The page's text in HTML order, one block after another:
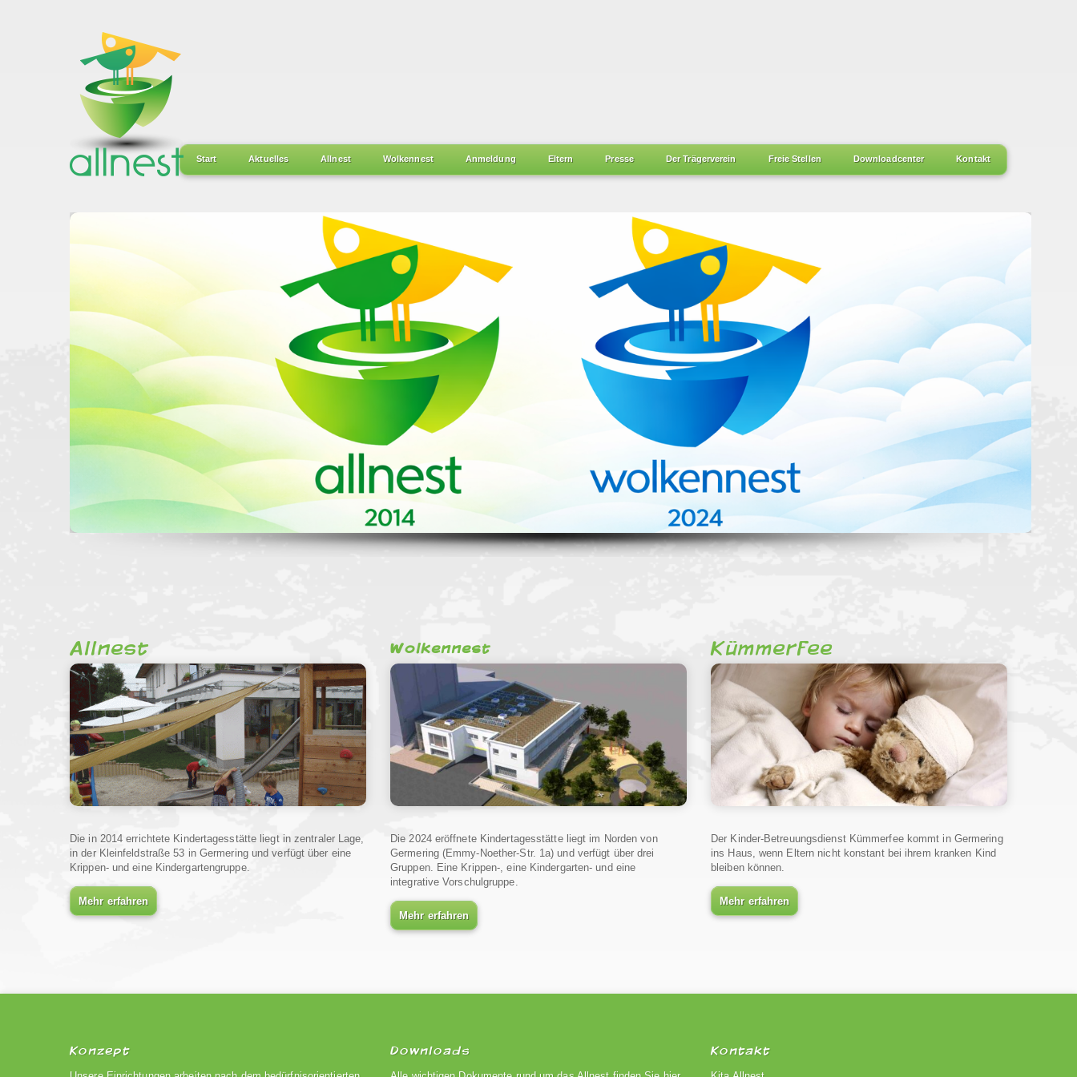
Start Aktuelles Allnest Wolkennest Anmeldung Eltern Presse Der Trägerverein Freie Stellen Downloadcenter Kontakt
Allnest
Die in 2014 errichtete Kindertagesstätte liegt in zentraler Lage,
in der Kleinfeldstraße 53 in Germering und verfügt über eine
Krippen- und eine Kindergartengruppe.
Mehr erfahren
Wolkennest
Die 2024 eröffnete Kindertagesstätte liegt im Norden von
Germering (Emmy-Noether-Str. 1a) und verfügt über drei
Gruppen. Eine Krippen-, eine Kindergarten- und eine
integrative Vorschulgruppe.
Mehr erfahren
Kümmerfee
Der Kinder-Betreuungsdienst Kümmerfee kommt in Germering
ins Haus, wenn Eltern nicht konstant bei ihrem kranken Kind
bleiben können.
Mehr erfahren
Konzept Downloads Kontakt